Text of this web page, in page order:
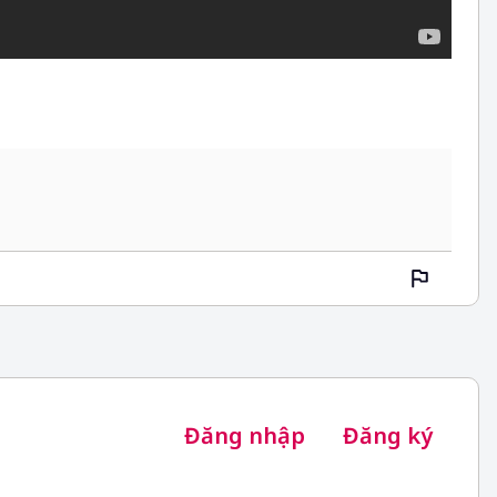
Đăng nhập Đăng ký